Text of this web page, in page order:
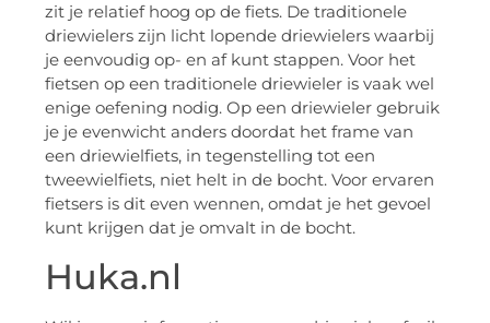
zit je relatief hoog op de fiets. De traditionele
driewielers zijn licht lopende driewielers waarbij
je eenvoudig op- en af kunt stappen. Voor het
fietsen op een traditionele driewieler is vaak wel
enige oefening nodig. Op een driewieler gebruik
je je evenwicht anders doordat het frame van
een driewielfiets, in tegenstelling tot een
tweewielfiets, niet helt in de bocht. Voor ervaren
fietsers is dit even wennen, omdat je het gevoel
kunt krijgen dat je omvalt in de bocht.
Huka.nl